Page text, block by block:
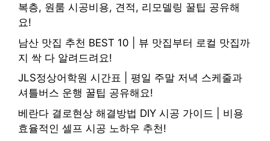
복층, 원룸 시공비용, 견적, 리모델링 꿀팁 공유해
요!
남산 맛집 추천 BEST 10 | 뷰 맛집부터 로컬 맛집까
지 싹 다 알려드려요!
JLS정상어학원 시간표 | 평일 주말 저녁 스케줄과
셔틀버스 운행 꿀팁 공유해요!
베란다 결로현상 해결방법 DIY 시공 가이드 | 비용
효율적인 셀프 시공 노하우 추천!